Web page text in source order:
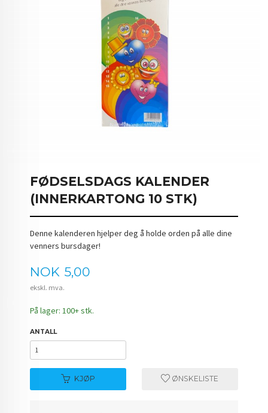
FØDSELSDAGS KALENDER
(INNERKARTONG 10 STK)
Denne kalenderen hjelper deg å holde orden på alle dine
venners bursdager!
Pris
NOK 5,00
ekskl. mva.
På lager: 100+ stk.
ANTALL
KJØP ØNSKELISTE